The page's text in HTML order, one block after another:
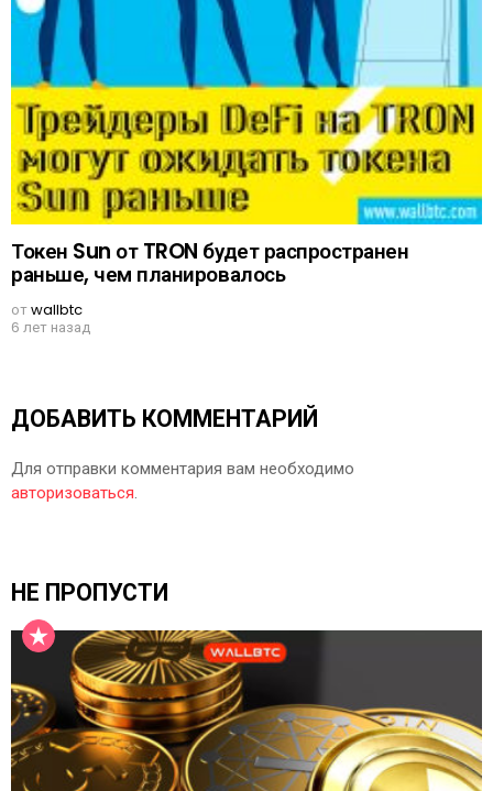
Токен Sun от TRON будет распространен
раньше, чем планировалось
отwallbtc
6 лет назад
ДОБАВИТЬ КОММЕНТАРИЙ
Для отправки комментария вам необходимо
авторизоваться.
НЕ ПРОПУСТИ